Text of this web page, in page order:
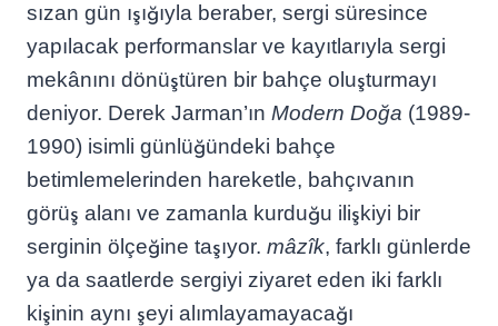
sızan gün ışığıyla beraber, sergi süresince
yapılacak performanslar ve kayıtlarıyla sergi
mekânını dönüştüren bir bahçe oluşturmayı
deniyor. Derek Jarman’ın Modern Doğa (1989-
1990) isimli günlüğündeki bahçe
betimlemelerinden hareketle, bahçıvanın
görüş alanı ve zamanla kurduğu ilişkiyi bir
serginin ölçeğine taşıyor. mâzîk, farklı günlerde
ya da saatlerde sergiyi ziyaret eden iki farklı
kişinin aynı şeyi alımlayamayacağı